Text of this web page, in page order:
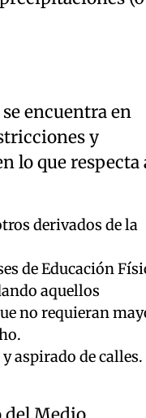
encuentra en
y
lo que respecta
derivados de la
de Educación
aquellos
no requieran
aspirado de calles.